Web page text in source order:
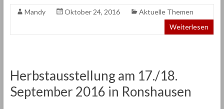
Mandy Oktober 24, 2016
Aktuelle Themen
Weiterlesen
Herbstausstellung am 17./18.
September 2016 in Ronshausen